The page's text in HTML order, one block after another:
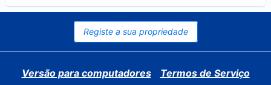
Registe a sua propriedade
Versão para computadores
Termos de Serviço